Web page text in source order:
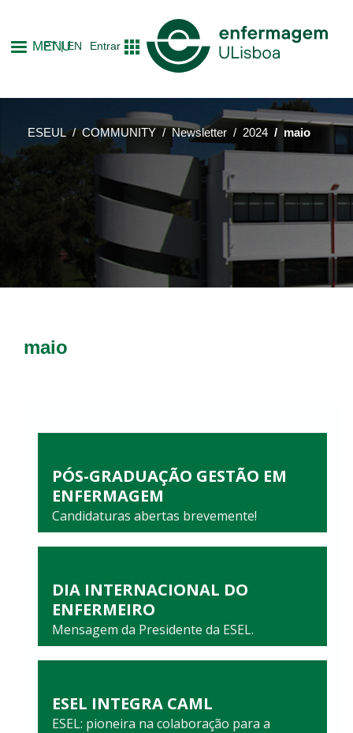
to
main
content
MENU
PT EN Entrar
ESEUL COMMUNITY Newsletter 2024 maio
maio
PÓS-GRADUAÇÃO GESTÃO EM
ENFERMAGEM
Candidaturas abertas brevemente!
DIA INTERNACIONAL DO
ENFERMEIRO
Mensagem da Presidente da ESEL.
ESEL INTEGRA CAML
ESEL: pioneira na colaboração para a